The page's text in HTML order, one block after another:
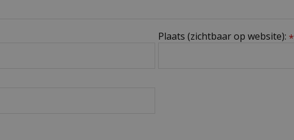
Plaats (zichtbaar op website): *